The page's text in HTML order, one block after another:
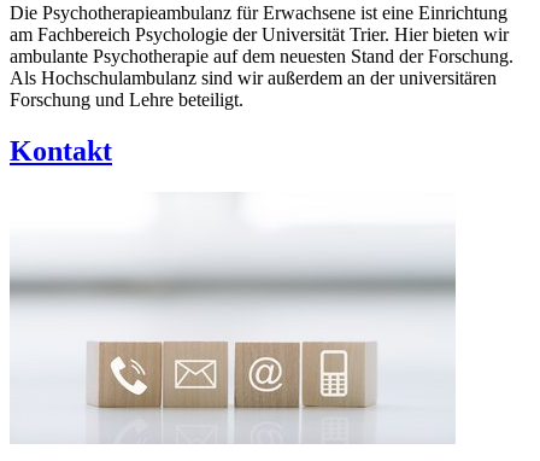
Die Psychotherapieambulanz für Erwachsene ist eine Einrichtung
am Fachbereich Psychologie der Universität Trier. Hier bieten wir
ambulante Psychotherapie auf dem neuesten Stand der Forschung.
Als Hochschulambulanz sind wir außerdem an der universitären
Forschung und Lehre beteiligt.
Kontakt